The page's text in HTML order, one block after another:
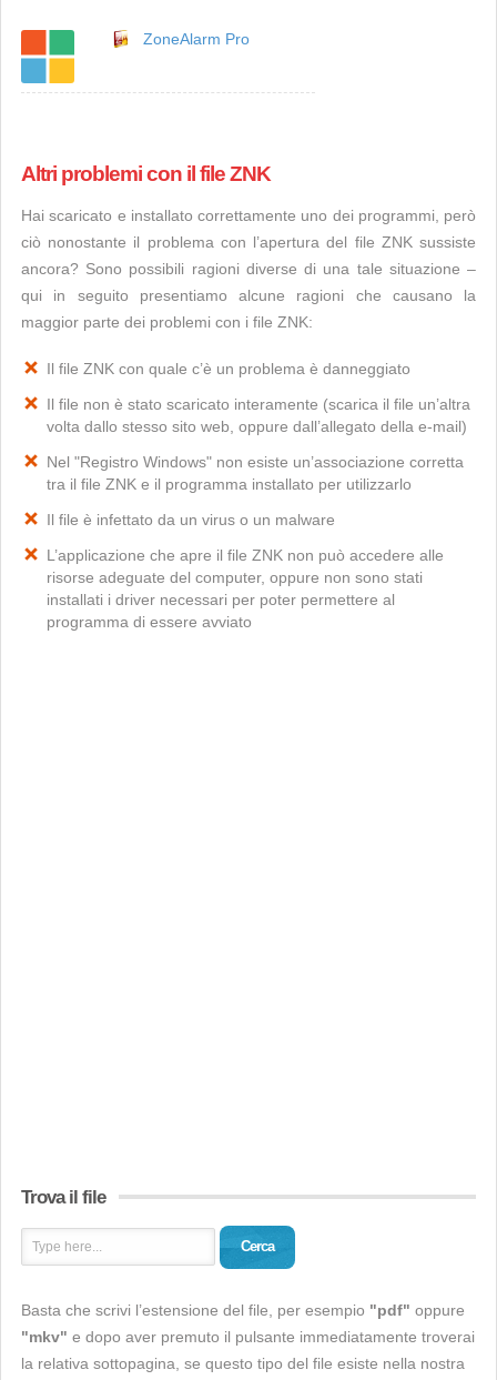
ZoneAlarm Pro
Altri problemi con il file ZNK
Hai scaricato e installato correttamente uno dei programmi, però
ciò nonostante il problema con l’apertura del file ZNK sussiste
ancora? Sono possibili ragioni diverse di una tale situazione –
qui in seguito presentiamo alcune ragioni che causano la
maggior parte dei problemi con i file ZNK:
Il file ZNK con quale c’è un problema è danneggiato
Il file non è stato scaricato interamente (scarica il file un’altra
volta dallo stesso sito web, oppure dall’allegato della e-mail)
Nel "Registro Windows" non esiste un’associazione corretta
tra il file ZNK e il programma installato per utilizzarlo
Il file è infettato da un virus o un malware
L’applicazione che apre il file ZNK non può accedere alle
risorse adeguate del computer, oppure non sono stati
installati i driver necessari per poter permettere al
programma di essere avviato
Trova il file
Cerca
Basta che scrivi l’estensione del file, per esempio "pdf" oppure
"mkv" e dopo aver premuto il pulsante immediatamente troverai
la relativa sottopagina, se questo tipo del file esiste nella nostra